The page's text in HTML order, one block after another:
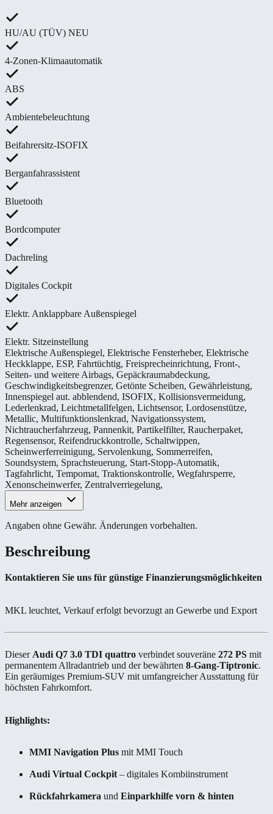
HU/AU (TÜV) NEU
4-Zonen-Klimaautomatik
ABS
Ambientebeleuchtung
Beifahrersitz-ISOFIX
Berganfahrassistent
Bluetooth
Bordcomputer
Dachreling
Digitales Cockpit
Elektr. Anklappbare Außenspiegel
Elektr. Sitzeinstellung
Elektrische Außenspiegel, Elektrische Fensterheber, Elektrische
Heckklappe, ESP, Fahrtüchtig, Freisprecheinrichtung, Front-,
Seiten- und weitere Airbags, Gepäckraumabdeckung,
Geschwindigkeitsbegrenzer, Getönte Scheiben, Gewährleistung,
Innenspiegel aut. abblendend, ISOFIX, Kollisionsvermeidung,
Lederlenkrad, Leichtmetallfelgen, Lichtsensor, Lordosenstütze,
Metallic, Multifunktionslenkrad, Navigationssystem,
Nichtraucherfahrzeug, Pannenkit, Partikelfilter, Raucherpaket,
Regensensor, Reifendruckkontrolle, Schaltwippen,
Scheinwerferreinigung, Servolenkung, Sommerreifen,
Soundsystem, Sprachsteuerung, Start-Stopp-Automatik,
Tagfahrlicht, Tempomat, Traktionskontrolle, Wegfahrsperre,
Xenonscheinwerfer, Zentralverriegelung,
Mehr anzeigen
Angaben ohne Gewähr. Änderungen vorbehalten.
Beschreibung
Kontaktieren Sie uns für günstige Finanzierungsmöglichkeiten
MKL leuchtet, Verkauf erfolgt bevorzugt an Gewerbe und Export
Dieser Audi Q7 3.0 TDI quattro verbindet souveräne 272 PS mit
permanentem Allradantrieb und der bewährten 8-Gang-Tiptronic.
Ein geräumiges Premium-SUV mit umfangreicher Ausstattung für
höchsten Fahrkomfort.
Highlights:
MMI Navigation Plus mit MMI Touch
Audi Virtual Cockpit – digitales Kombiinstrument
Rückfahrkamera und Einparkhilfe vorn & hinten